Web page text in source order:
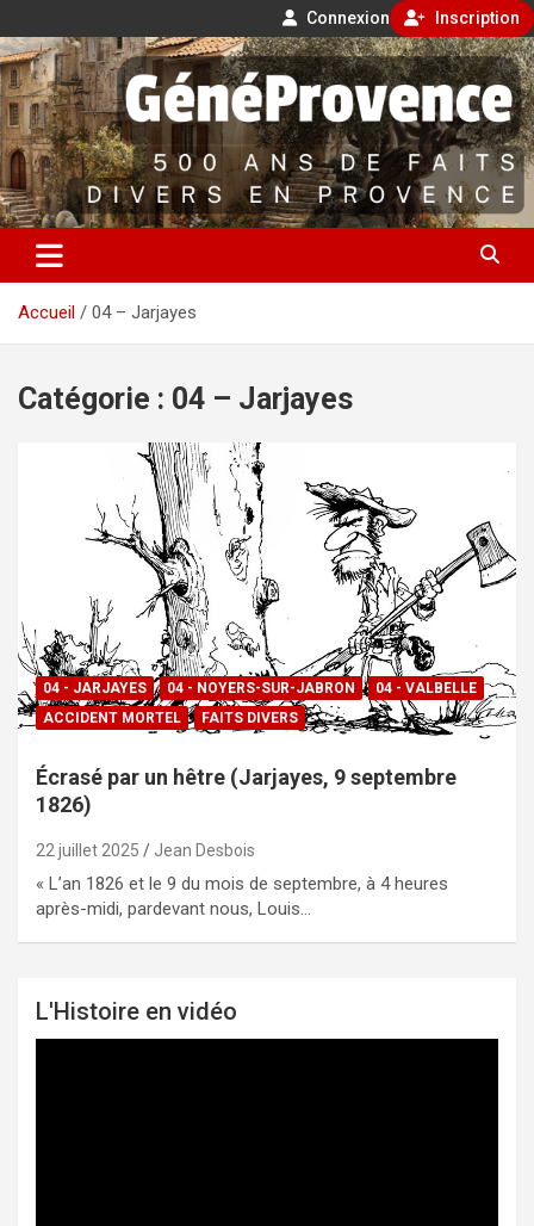
Connexion Inscription
Aller
au
contenu
GénéProvence
500 ans de faits divers en Provence
Accueil 04 – Jarjayes
Catégorie : 04 – Jarjayes
04 - JARJAYES 04 - NOYERS-SUR-JABRON
04 - VALBELLE
ACCIDENT MORTEL
FAITS DIVERS
Écrasé par un hêtre (Jarjayes, 9 septembre
1826)
22 juillet 2025 Jean Desbois
« L’an 1826 et le 9 du mois de septembre, à 4 heures
après-midi, pardevant nous, Louis…
L'Histoire en vidéo